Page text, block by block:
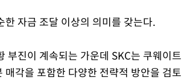
한 자금 조달 이상의 의미를 갖는다.
부진이 계속되는 가운데 SKC는 쿠웨이
매각을 포함한 다양한 전략적 방안을 검